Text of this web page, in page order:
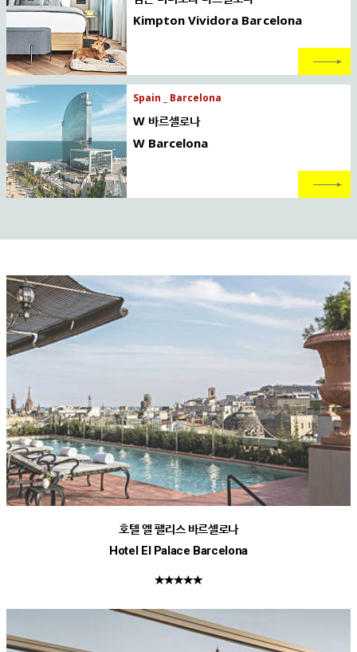
호텔 엘 팰리스 바르셀로나
Hotel El Palace Barcelona
★★★★★
Kimpton Vividora Barcelona
Spain _ Barcelona
W 바르셀로나
W Barcelona